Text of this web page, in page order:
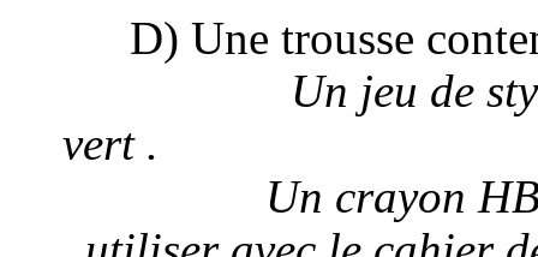
D) Une trousse
Un jeu de
vert .
Un crayon